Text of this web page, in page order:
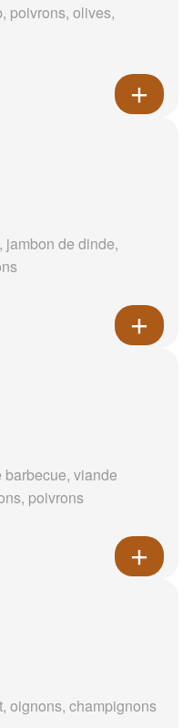
poivrons, olives,
jambon de dinde,
barbecue, viande
poivrons
oignons, champignons